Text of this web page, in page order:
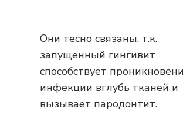
Они тесно связаны, т.к.
запущенный гингивит
способствует
инфекции вглубь тканей и
вызывает пародонтит.